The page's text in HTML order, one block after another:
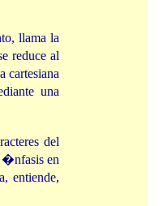
llama la
reduce al
una
del
�nfasis en
entiende,